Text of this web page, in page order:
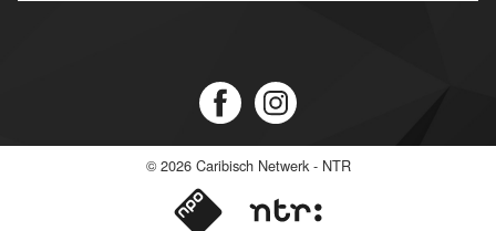
© 2026 Caribisch Netwerk - NTR